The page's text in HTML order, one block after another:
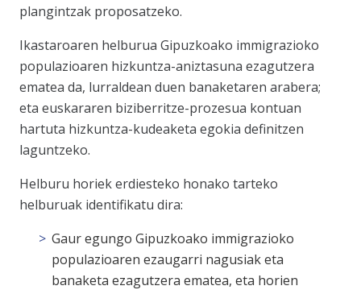
plangintzak proposatzeko.
Ikastaroaren helburua Gipuzkoako immigrazioko
populazioaren hizkuntza-aniztasuna ezagutzera
ematea da, lurraldean duen banaketaren arabera;
eta euskararen biziberritze-prozesua kontuan
hartuta hizkuntza-kudeaketa egokia definitzen
laguntzeko.
Helburu horiek erdiesteko honako tarteko
helburuak identifikatu dira:
Gaur egungo Gipuzkoako immigrazioko
populazioaren ezaugarri nagusiak eta
banaketa ezagutzera ematea, eta horien